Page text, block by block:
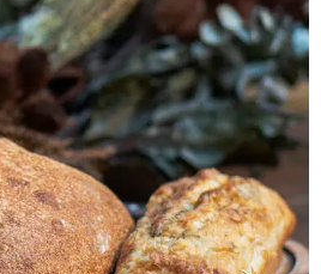
Projeta Cultura abre inscrições gratuitas em São João del-Rei para oficinas de elaboração de projetos culturais e inteligência artificial